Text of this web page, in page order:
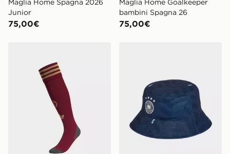
Maglia Home Spagna 2026
Junior
75,00€
Maglia Home Goalkeeper
bambini Spagna 26
75,00€